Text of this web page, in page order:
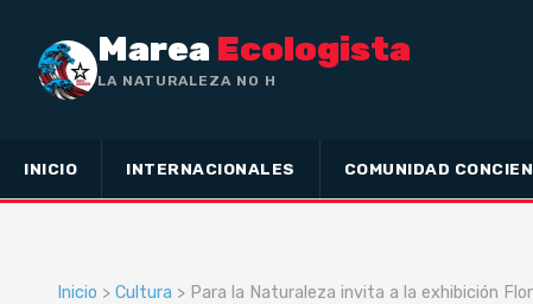
Marea Ecologista
LA NATURALEZA NO HA HECHO ESCLAVO
INICIO INTERNACIONALES COMUNIDAD
Inicio > Cultura > Para la Naturaleza invita a la exhibición